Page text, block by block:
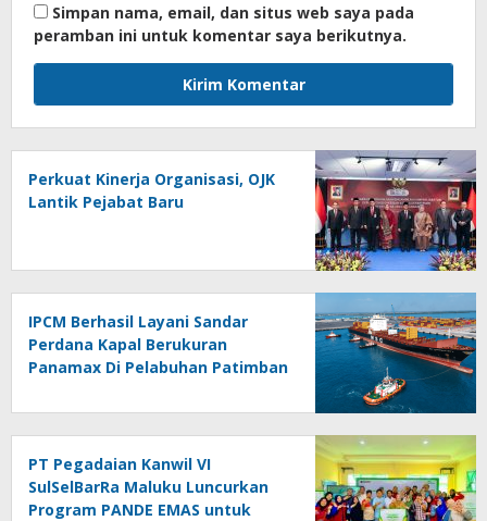
Simpan nama, email, dan situs web saya pada
peramban ini untuk komentar saya berikutnya.
Perkuat Kinerja Organisasi, OJK
Lantik Pejabat Baru
IPCM Berhasil Layani Sandar
Perdana Kapal Berukuran
Panamax Di Pelabuhan Patimban
PT Pegadaian Kanwil VI
SulSelBarRa Maluku Luncurkan
Program PANDE EMAS untuk